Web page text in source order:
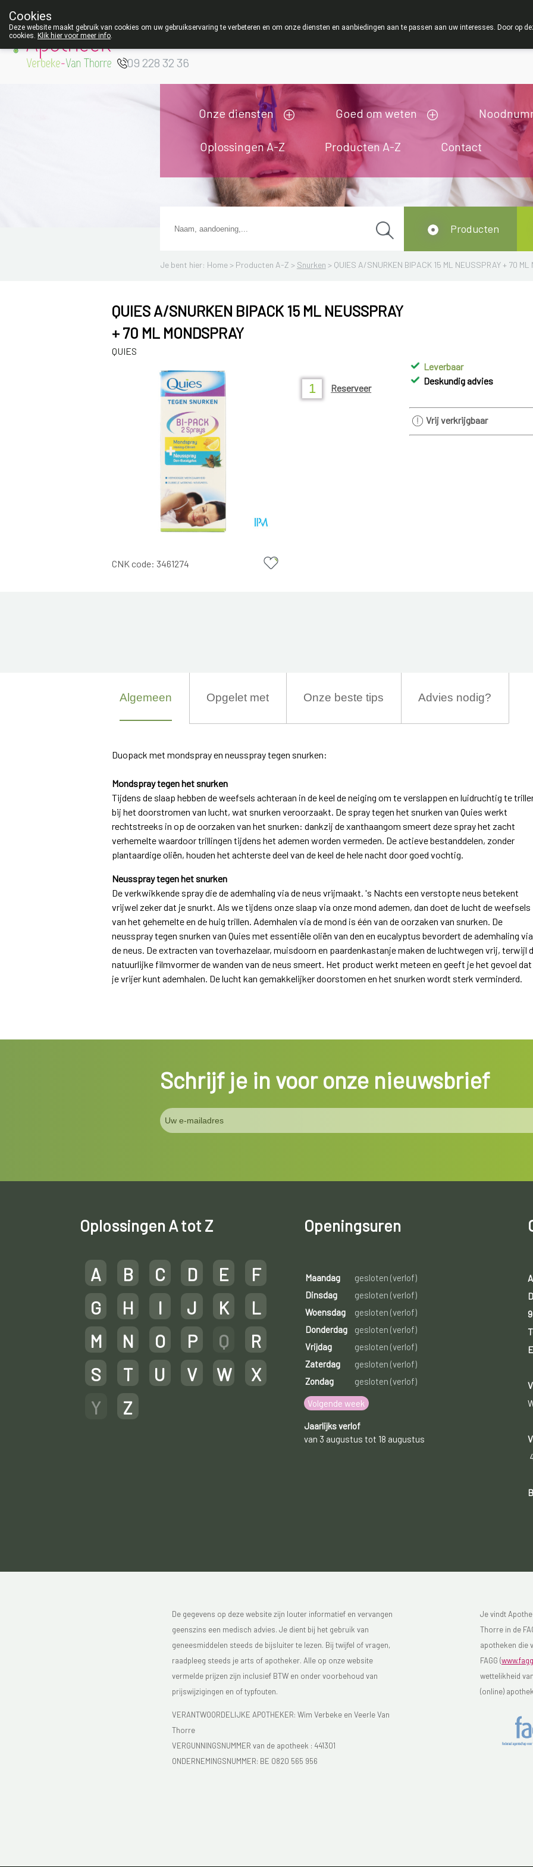
Apotheek Verbeke
09 228 32 36
Onze diensten Goed om weten
Oplossingen A-Z Producten A-Z Contact
Je bent hier: Home > Producten A-Z > Snurken > QUIES A/SNURKEN BIPACK 15 ML NEUSSPRAY + 70 ML
Producten
QUIES A/SNURKEN BIPACK 15 ML NEUSSPRAY
+ 70 ML MONDSPRAY
QUIES
Reserveer
CNK code:3461274
Leverbaar
Deskundig advies
Vrij verkrijgbaar
Algemeen Opgelet met Onze beste tips Advies nodig?
Duopack met mondspray en neusspray tegen snurken:
Mondspray tegen het snurken
Tijdens de slaap hebben de weefsels achteraan in de keel de neiging om te verslappen en luidruchtig te
bij het doorstromen van lucht, wat snurken veroorzaakt. De spray tegen het snurken van Quies werkt
rechtstreeks in op de oorzaken van het snurken: dankzij de xanthaangom smeert deze spray het zacht
verhemelte waardoor trillingen tijdens het ademen worden vermeden. De actieve bestanddelen, zonder
plantaardige oliën, houden het achterste deel van de keel de hele nacht door goed vochtig.
Neusspray tegen het snurken
De verkwikkende spray die de ademhaling via de neus vrijmaakt. 's Nachts een verstopte neus betekent
vrijwel zeker dat je snurkt. Als we tijdens onze slaap via onze mond ademen, dan doet de lucht de weefsels
van het gehemelte en de huig trillen. Ademhalen via de mond is één van de oorzaken van snurken. De
neusspray tegen snurken van Quies met essentiële oliën van den en eucalyptus bevordert de ademhaling via
de neus. De extracten van toverhazelaar, muisdoorn en paardenkastanje maken de luchtwegen vrij, terwijl
natuurlijke filmvormer de wanden van de neus smeert. Het product werkt meteen en geeft je het gevoel dat
je vrijer kunt ademhalen. De lucht kan gemakkelijker doorstomen en het snurken wordt sterk verminderd.
Schrijf je in voor onze nieuwsbrief
Oplossingen A tot Z
A B C D E
F
G
H I J K
L
M
N O P Q
R
S
T U V W
X
Y
Z
Openingsuren
Maandag
gesloten (verlof)
Dinsdag
gesloten (verlof)
Woensdag
gesloten (verlof)
Donderdag
gesloten (verlof)
Vrijdag
gesloten (verlof)
Zaterdag
gesloten (verlof)
Zondag
gesloten (verlof)
Volgende week
Jaarlijks verlof
van 3 augustus tot 18 augustus
De gegevens op deze website zijn louter informatief en vervangen
geenszins een medisch advies. Je dient bij het gebruik van
geneesmiddelen steeds de bijsluiter te lezen. Bij twijfel of vragen,
raadpleeg steeds je arts of apotheker. Alle op onze website
vermelde prijzen zijn inclusief BTW en onder voorbehoud van
prijswijzigingen en of typfouten.
VERANTWOORDELIJKE APOTHEKER: Wim Verbeke en Veerle Van
Thorre
VERGUNNINGSNUMMER van de apotheek : 441301
ONDERNEMINGSNUMMER: BE 0820 565 956
Je vindt
Thorre in de
apotheken die
FAGG (
wettelikheid
(online)
Cookies
Deze website maakt gebruik van cookies om uw gebruikservaring te verbeteren en om onze diensten en aanbiedingen aan te passen aan uw interesses. Door op
cookies. Klik hier voor meer info.